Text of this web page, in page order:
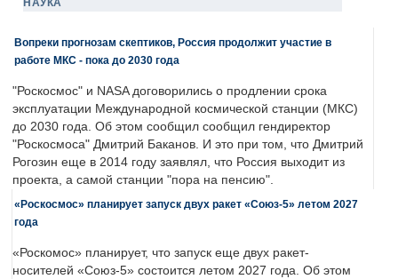
Вопреки прогнозам скептиков, Россия продолжит участие в
работе МКС - пока до 2030 года
"Роскосмос" и NASA договорились о продлении срока
эксплуатации Международной космической станции (МКС)
до 2030 года. Об этом сообщил сообщил гендиректор
"Роскосмоса" Дмитрий Баканов. И это при том, что Дмитрий
Рогозин еще в 2014 году заявлял, что Россия выходит из
проекта, а самой станции "пора на пенсию".
«Роскосмос» планирует запуск двух ракет «Союз-5» летом 2027
года
«Роскомос» планирует, что запуск еще двух ракет-
носителей «Союз-5» состоится летом 2027 года. Об этом